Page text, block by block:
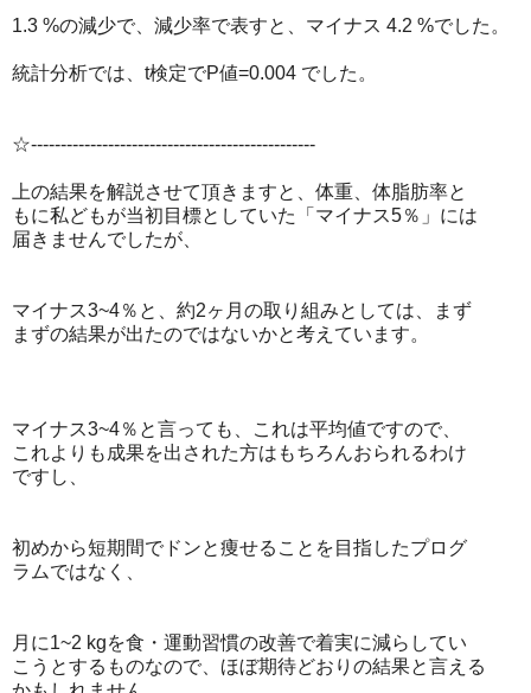
1.3 %の減少で、減少率で表すと、マイナス 4.2 %でした。
統計分析では、t検定でP値=0.004 でした。
☆------------------------------------------------
上の結果を解説させて頂きますと、体重、体脂肪率と
もに私どもが当初目標としていた「マイナス5％」には
届きませんでしたが、
マイナス3~4％と、約2ヶ月の取り組みとしては、まず
まずの結果が出たのではないかと考えています。
マイナス3~4％と言っても、これは平均値ですので、
これよりも成果を出された方はもちろんおられるわけ
ですし、
初めから短期間でドンと痩せることを目指したプログ
ラムではなく、
月に1~2 kgを食・運動習慣の改善で着実に減らしてい
こうとするものなので、ほぼ期待どおりの結果と言える